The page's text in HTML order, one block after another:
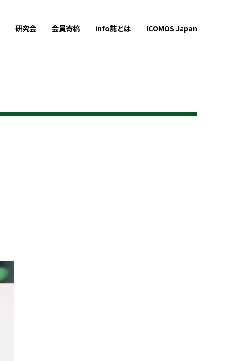
研究会 会員寄稿 info誌とは ICOMOS Japan